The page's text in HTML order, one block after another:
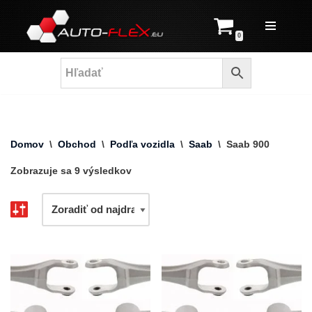
Prejsť
na
0
Domov \ Obchod \ Podľa vozidla \ Saab \ Saab 900
Zobrazuje sa 9 výsledkov